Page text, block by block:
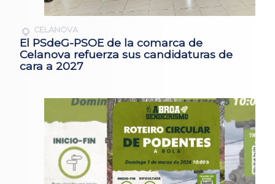
CELANOVA
El PSdeG-PSOE de la comarca de
Celanova refuerza sus candidaturas de
cara a 2027